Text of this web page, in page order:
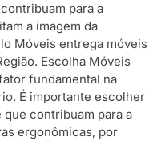
para a
a imagem da
Móveis entrega móveis
Escolha Móveis
fundamental na
É importante escolher
contribuam para a
ergonômicas, por